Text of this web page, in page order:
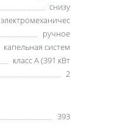
снизу
электромеханичес
ручное
капельная систем
класс A (391 кВт
2
393